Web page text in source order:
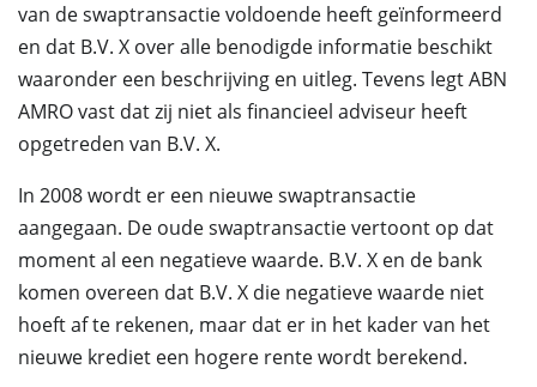
van de swaptransactie voldoende heeft geïnformeerd
en dat B.V. X over alle benodigde informatie beschikt
waaronder een beschrijving en uitleg. Tevens legt ABN
AMRO vast dat zij niet als financieel adviseur heeft
opgetreden van B.V. X.
In 2008 wordt er een nieuwe swaptransactie
aangegaan. De oude swaptransactie vertoont op dat
moment al een negatieve waarde. B.V. X en de bank
komen overeen dat B.V. X die negatieve waarde niet
hoeft af te rekenen, maar dat er in het kader van het
nieuwe krediet een hogere rente wordt berekend.